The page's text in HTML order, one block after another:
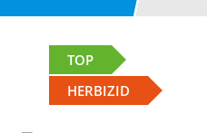
TOP
HERBIZID